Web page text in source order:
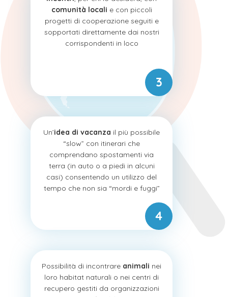
comunità locali e con piccoli
progetti di cooperazione seguiti e
sopportati direttamente dai nostri
corrispondenti in loco
Un’idea di vacanza il più possibile
“slow” con itinerari che
comprendano spostamenti via
terra (in auto o a piedi in alcuni
casi) consentendo un utilizzo del
tempo che non sia “mordi e fuggi”
Possibilità di incontrare animali nei
loro habitat naturali o nei centri di
recupero gestiti da organizzazioni